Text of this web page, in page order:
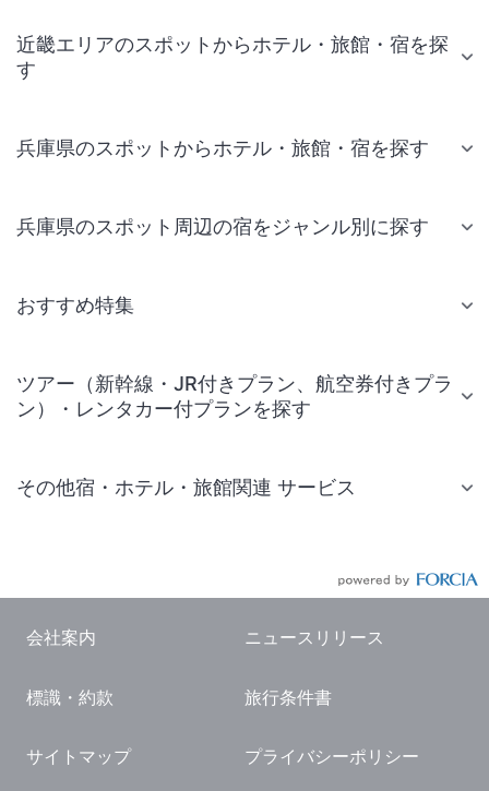
近畿エリアのスポットからホテル・旅館・宿を探
す
兵庫県のスポットからホテル・旅館・宿を探す
兵庫県のスポット周辺の宿をジャンル別に探す
おすすめ特集
ツアー（新幹線・JR付きプラン、航空券付きプラ
ン）・レンタカー付プランを探す
その他宿・ホテル・旅館関連 サービス
国内観光ガイド
旅行・観光情報
会社案内 ニュースリリース
標識・約款 旅行条件書
サイトマップ プライバシーポリシー